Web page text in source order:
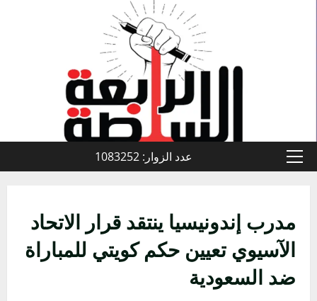
القائمة
عدد الزوار: 1083252
مدرب إندونيسيا ينتقد قرار الاتحاد
الآسيوي تعيين حكم كويتي للمباراة
ضد السعودية